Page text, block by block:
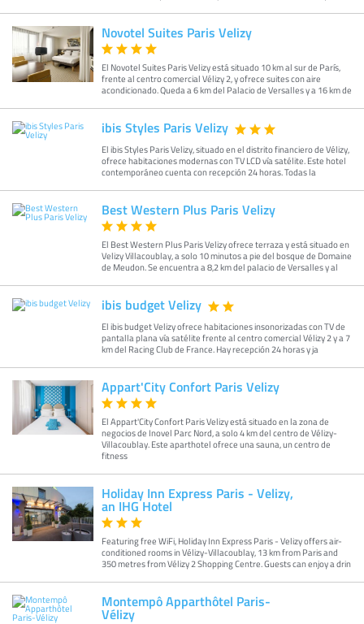
Novotel Suites Paris Velizy
El Novotel Suites Paris Velizy está situado 10 km al sur de París,
frente al centro comercial Vélizy 2, y ofrece suites con aire
acondicionado. Queda a 6 km del Palacio de Versalles y a 16 km de
ibis Styles Paris Velizy
El ibis Styles Paris Velizy, situado en el distrito financiero de Vélizy,
ofrece habitaciones modernas con TV LCD vía satélite. Este hotel
contemporáneo cuenta con recepción 24 horas. Todas la
Best Western Plus Paris Velizy
El Best Western Plus Paris Velizy ofrece terraza y está situado en
Velizy Villacoublay, a solo 10 minutos a pie del bosque de Domaine
de Meudon. Se encuentra a 8,2 km del palacio de Versalles y al
ibis budget Velizy
El ibis budget Velizy ofrece habitaciones insonorizadas con TV de
pantalla plana vía satélite frente al centro comercial Vélizy 2 y a 7
km del Racing Club de France. Hay recepción 24 horas y ja
Appart'City Confort Paris Velizy
El Appart'City Confort Paris Velizy está situado en la zona de
negocios de Inovel Parc Nord, a solo 4 km del centro de Vélizy-
Villacoublay. Este aparthotel ofrece una sauna, un centro de
fitness
Holiday Inn Express Paris - Velizy,
an IHG Hotel
Featuring free WiFi, Holiday Inn Express Paris - Velizy offers air-
conditioned rooms in Vélizy-Villacoublay, 13 km from Paris and
350 metres from Vélizy 2 Shopping Centre. Guests can enjoy a drin
Montempô Apparthôtel Paris-
Vélizy